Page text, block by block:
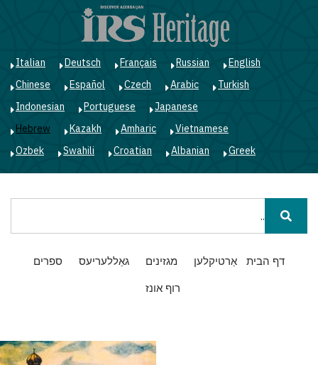
English
Russian
Français
Deutsch
Italian
Turkish
Arabic
Czech
Español
Chinese
Japanese
Portuguese
Indonesian
Vietnamese
Amharic
Kazakh
Hebrew
Greek
Albanian
Croatian
Swahili
Ozbek
Main
navigation
דף הבית אַרטיקלען מגזינים גאַללעריעס
ספרים
רוף אונז